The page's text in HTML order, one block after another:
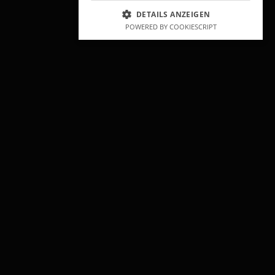
DETAILS ANZEIGEN
POWERED BY COOKIESCRIPT